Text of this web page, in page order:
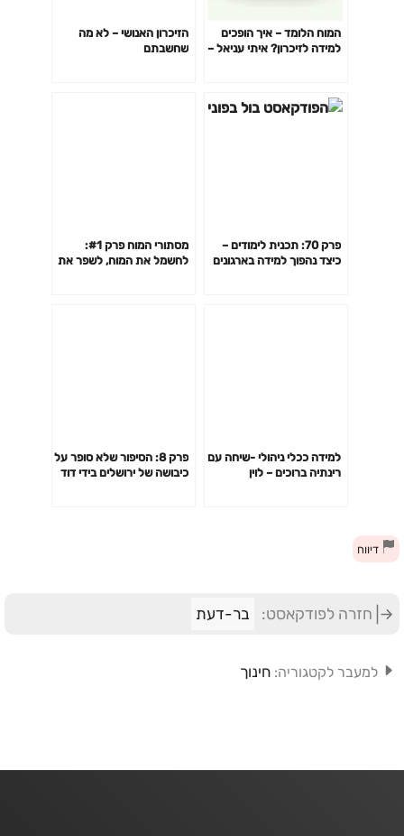
המוח הלומד – איך הופכים
למידה לזיכרון? איתי עניאל –
הזיכרון האנושי – לא מה
שחשבתם
פרק 70: תכנית לימודים –
כיצד נהפוך למידה בארגונים
מסתורי המוח פרק #1:
לחשמל את המוח, לשפר את
למידה ככלי ניהולי -שיחה עם
רינתיה ברוכים – לוין
פרק 8: הסיפור שלא סופר על
כיבושה של ירושלים בידי דוד
דיווח
חזרה לפודקאסט: בר-דעת
למעבר לקטגוריה: חינוך